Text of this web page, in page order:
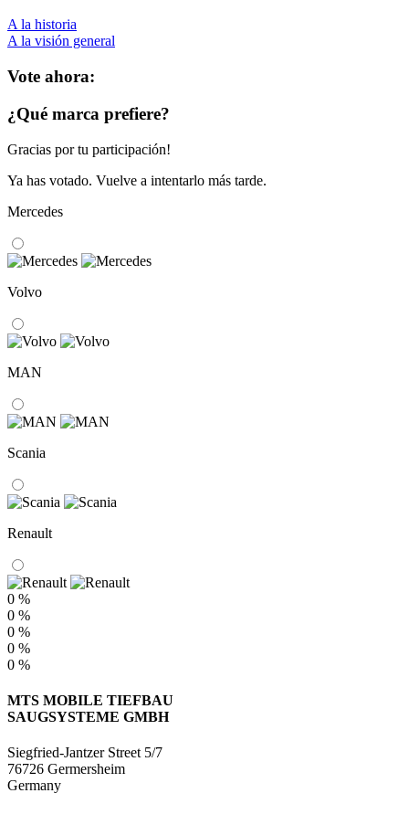
A la historia
A la visión general
Vote ahora:
¿Qué marca prefiere?
Gracias por tu participación!
Ya has votado. Vuelve a intentarlo más tarde.
Mercedes
Volvo
MAN
Scania
Renault
0 %
0 %
0 %
0 %
0 %
MTS MOBILE TIEFBAU
SAUGSYSTEME GMBH
Siegfried-Jantzer Street 5/7
76726 Germersheim
Germany